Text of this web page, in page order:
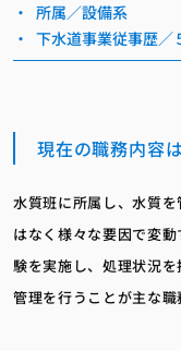
所属／設備系
下水道事業従事歴／
現在の職務内容
水質班に所属し、水質
はなく様々な要因で変
験を実施し、処理状況
管理を行うことが主な職